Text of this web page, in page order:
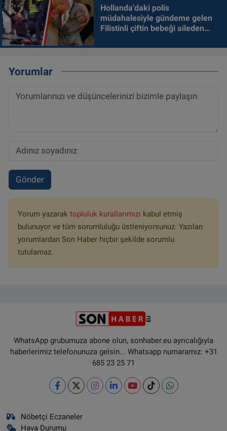
Hollanda'daki polis
müdahalesiyle gündeme gelen
Filistinli çiftin bebeği aileden
Yorumlar
Gönder
Yorum yazarak topluluk kurallarımızı kabul etmiş
bulunuyor ve tüm sorumluluğu üstleniyorsunuz. Yazılan
yorumlardan Son Haber hiçbir şekilde sorumlu
tutulamaz.
WhatsApp grubumuza abone olun, sonhaber.eu ayrıcalığıyla
haberlerimiz telefonunuza gelsin... Whatsapp numaramız: +31
685 23 25 71
Nöbetçi Eczaneler
Hava Durumu